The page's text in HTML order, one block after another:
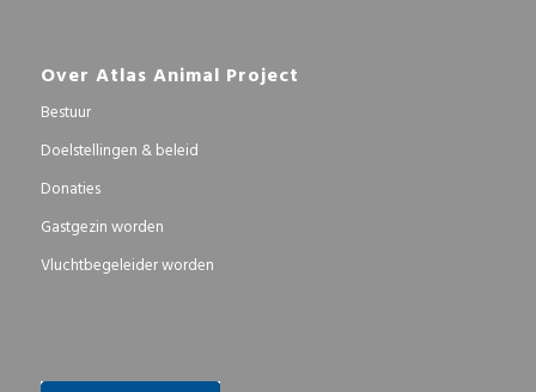
Over Atlas Animal Project
Bestuur
Doelstellingen & beleid
Donaties
Gastgezin worden
Vluchtbegeleider worden